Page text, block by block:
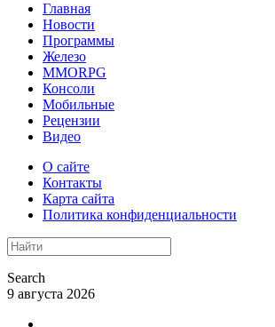
Главная
Новости
Программы
Железо
MMORPG
Консоли
Мобильные
Рецензии
Видео
О сайте
Контакты
Карта сайта
Политика конфиденциальности
Search
9 августа 2026